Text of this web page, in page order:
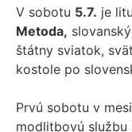
V sobotu 5.7. je
Metoda,
štátny sviatok,
kostole po
Prvú sobotu v
modlitbovú službu